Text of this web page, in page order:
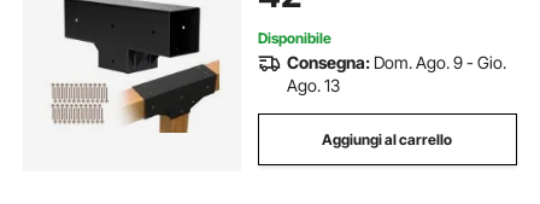
Disponibile
Consegna: Dom. Ago. 9 - Gio.
Ago. 13
Aggiungi al carrello